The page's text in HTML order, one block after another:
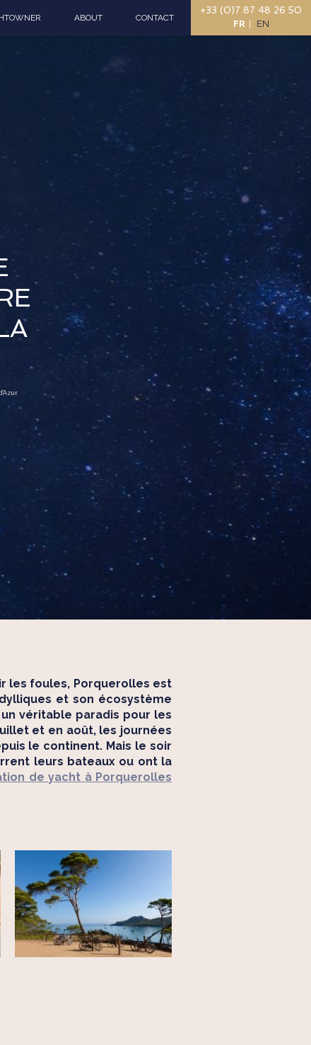
+33 (0)7 87 48 26 50
FR
EN
ABOUT CONTACT
les foules, Porquerolles est
et son écosystème
véritable paradis pour les
et en août, les journées
le continent. Mais le soir
leurs bateaux ou ont la
de yacht à Porquerolles